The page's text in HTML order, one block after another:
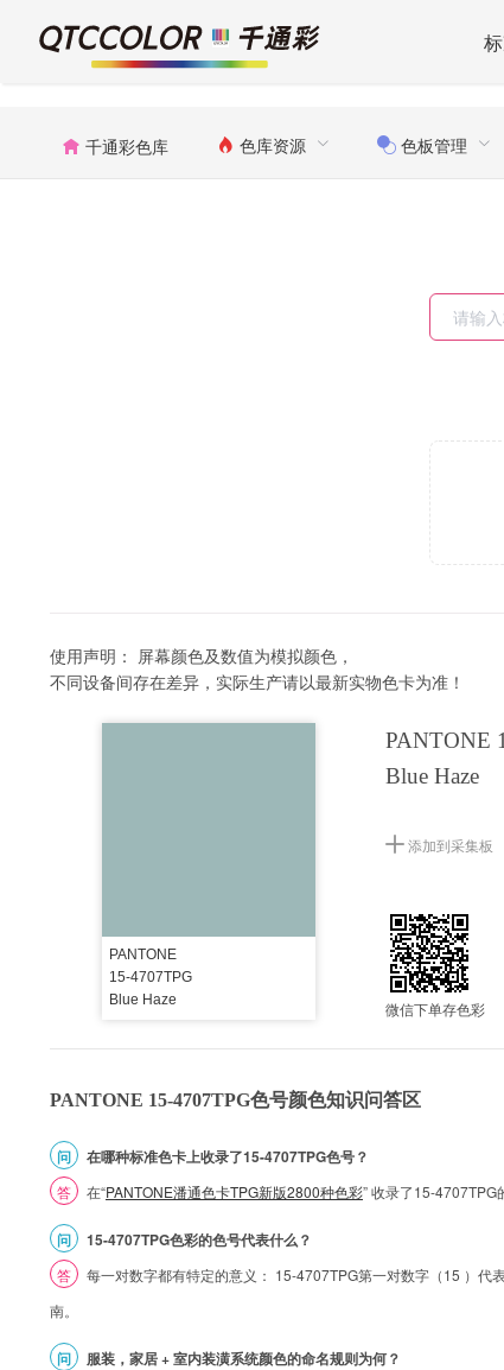
千通彩色库 色库资源 色板管理
使用声明： 屏幕颜色及数值为模拟颜色，
不同设备间存在差异，实际生产请以最新实物色卡为准！
PANTONE
15-4707TPG
Blue Haze
PANTONE
Blue Haze
添加到采集板
微信下单存色彩
PANTONE 15-4707TPG色号颜色知识问答区
问 在哪种标准色卡上收录了15-4707TPG色号？
答 在“PANTONE潘通色卡TPG新版2800种色彩” 收录了15-4707TPG
问 15-4707TPG色彩的色号代表什么？
答
每一对数字都有特定的意义： 15-4707TPG第一对数字（15 ）代
南。
问 服装，家居 + 室内装潢系统颜色的命名规则为何？